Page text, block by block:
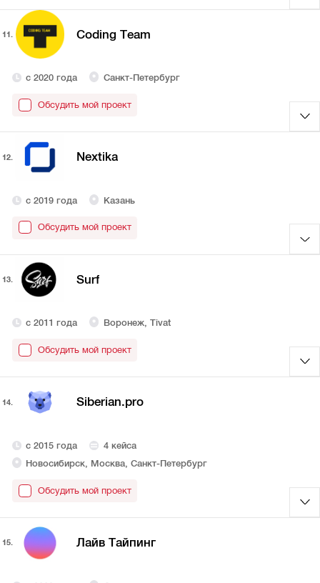
11. Сoding Тeam
с 2020 года Санкт-Петербург
Обсудить мой проект
12. Nextika
с 2019 года Казань
Обсудить мой проект
13. Surf
с 2011 года Воронеж, Tivat
Обсудить мой проект
14. Siberian.pro
с 2015 года
4 кейса
Новосибирск, Москва, Санкт-Петербург
Обсудить мой проект
15. Лайв Тайпинг